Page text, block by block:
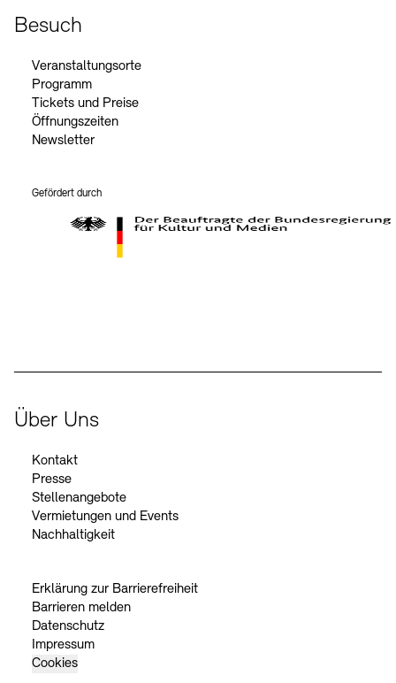
Besuch
Veranstaltungsorte
Programm
Tickets und Preise
Öffnungszeiten
Newsletter
Gefördert durch
Über Uns
Kontakt
Presse
Stellenangebote
Vermietungen und Events
Nachhaltigkeit
Erklärung zur Barrierefreiheit
Barrieren melden
Datenschutz
Impressum
Cookies